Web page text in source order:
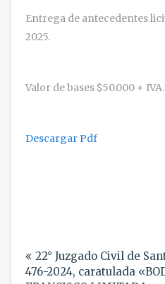
Entrega de antecedentes
2025.
Valor de bases $50.000 + IVA.
Descargar Pdf
de22° Juzgado Civil de
476-2024, caratulada